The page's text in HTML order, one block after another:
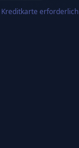
Kreditkarte erforderlich